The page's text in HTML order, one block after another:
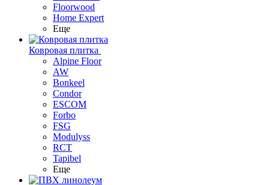
Floorwood
Home Expert
Еще
Ковровая плитка
Alpine Floor
AW
Bonkeel
Condor
ESCOM
Forbo
FSG
Modulyss
RCT
Tapibel
Еще